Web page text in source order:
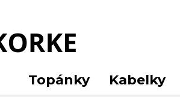
Topánky Kabelky